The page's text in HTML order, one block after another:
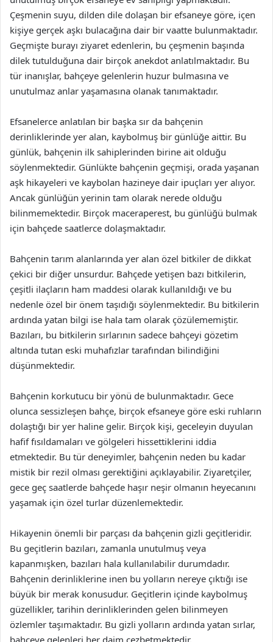
Çeşmenin suyu, dilden dile dolaşan bir efsaneye göre, içen
kişiye gerçek aşkı bulacağına dair bir vaatte bulunmaktadır.
Geçmişte burayı ziyaret edenlerin, bu çeşmenin başında
dilek tutulduğuna dair birçok anekdot anlatılmaktadır. Bu
tür inanışlar, bahçeye gelenlerin huzur bulmasına ve
unutulmaz anlar yaşamasına olanak tanımaktadır.
Efsanelerce anlatılan bir başka sır da bahçenin
derinliklerinde yer alan, kaybolmuş bir günlüğe aittir. Bu
günlük, bahçenin ilk sahiplerinden birine ait olduğu
söylenmektedir. Günlükte bahçenin geçmişi, orada yaşanan
aşk hikayeleri ve kaybolan hazineye dair ipuçları yer alıyor.
Ancak günlüğün yerinin tam olarak nerede olduğu
bilinmemektedir. Birçok maceraperest, bu günlüğü bulmak
için bahçede saatlerce dolaşmaktadır.
Bahçenin tarım alanlarında yer alan özel bitkiler de dikkat
çekici bir diğer unsurdur. Bahçede yetişen bazı bitkilerin,
çeşitli ilaçların ham maddesi olarak kullanıldığı ve bu
nedenle özel bir önem taşıdığı söylenmektedir. Bu bitkilerin
ardında yatan bilgi ise hala tam olarak çözülememiştir.
Bazıları, bu bitkilerin sırlarının sadece bahçeyi gözetim
altında tutan eski muhafızlar tarafından bilindiğini
düşünmektedir.
Bahçenin korkutucu bir yönü de bulunmaktadır. Gece
olunca sessizleşen bahçe, birçok efsaneye göre eski ruhların
dolaştığı bir yer haline gelir. Birçok kişi, geceleyin duyulan
hafif fısıldamaları ve gölgeleri hissettiklerini iddia
etmektedir. Bu tür deneyimler, bahçenin neden bu kadar
mistik bir rezil olması gerektiğini açıklayabilir. Ziyaretçiler,
gece geç saatlerde bahçede haşır neşir olmanın heyecanını
yaşamak için özel turlar düzenlemektedir.
Hikayenin önemli bir parçası da bahçenin gizli geçitleridir.
Bu geçitlerin bazıları, zamanla unutulmuş veya
kapanmışken, bazıları hala kullanılabilir durumdadır.
Bahçenin derinliklerine inen bu yolların nereye çıktığı ise
büyük bir merak konusudur. Geçitlerin içinde kaybolmuş
güzellikler, tarihin derinliklerinden gelen bilinmeyen
özlemler taşımaktadır. Bu gizli yolların ardında yatan sırlar,
bahçeye gelenleri her daim cezbetmektedir.